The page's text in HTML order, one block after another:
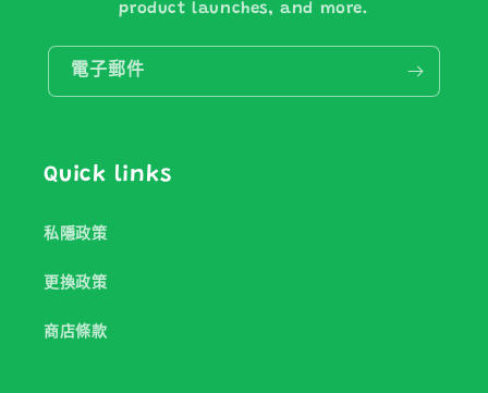
product launches, and more.
電子郵件
Quick links
私隱政策
更換政策
商店條款